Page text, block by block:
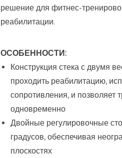
решение для фитнес-
реабилитации.
ОСОБЕННОСТИ:
Конструкция стека с двумя
проходить реабилитацию,
сопротивления, и позволяет
одновременно
Двойные регулировочные
градусов, обеспечивая
плоскостях